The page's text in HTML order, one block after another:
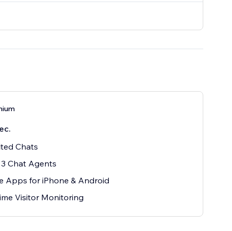
Chats
Chat Agents
Apps for iPhone & Android
Visitor Monitoring